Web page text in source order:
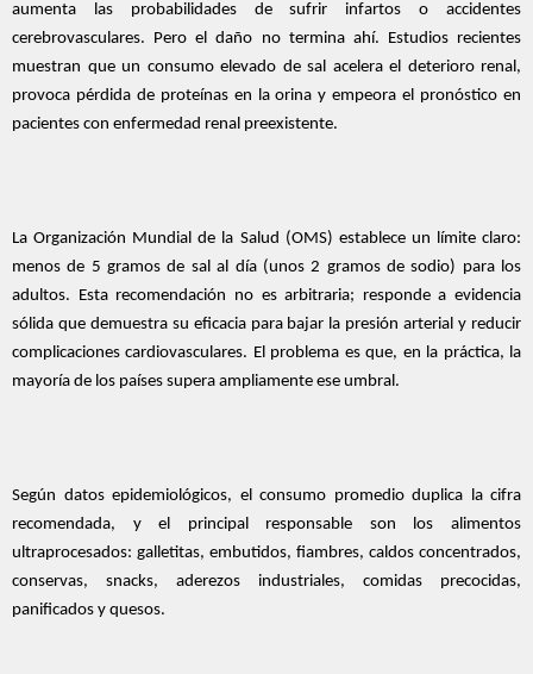
aumenta las probabilidades de sufrir infartos o accidentes
cerebrovasculares. Pero el daño no termina ahí. Estudios recientes
muestran que un consumo elevado de sal acelera el deterioro renal,
provoca pérdida de proteínas en la orina y empeora el pronóstico en
pacientes con enfermedad renal preexistente.
La Organización Mundial de la Salud (OMS) establece un límite claro:
menos de 5 gramos de sal al día (unos 2 gramos de sodio) para los
adultos. Esta recomendación no es arbitraria; responde a evidencia
sólida que demuestra su eficacia para bajar la presión arterial y reducir
complicaciones cardiovasculares. El problema es que, en la práctica, la
mayoría de los países supera ampliamente ese umbral.
Según datos epidemiológicos, el consumo promedio duplica la cifra
recomendada, y el principal responsable son los alimentos
ultraprocesados: galletitas, embutidos, fiambres, caldos concentrados,
conservas, snacks, aderezos industriales, comidas precocidas,
panificados y quesos.